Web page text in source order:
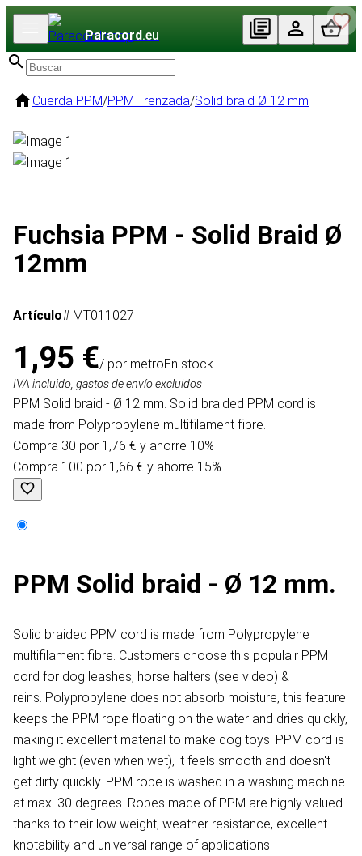
Paracord.eu
Cuerda PPM/PPM Trenzada/Solid braid Ø 12 mm
Fuchsia PPM - Solid Braid Ø
12mm
Artículo# MT011027
1,95 €/ por metroEn stock
IVA incluido, gastos de envío excluidos
PPM Solid braid - Ø 12 mm. Solid braided PPM cord is
made from Polypropylene multifilament fibre.
Compra 30 por 1,76 € y ahorre 10%
Compra 100 por 1,66 € y ahorre 15%
PPM Solid braid - Ø 12 mm.
Solid braided PPM cord is made from Polypropylene
multifilament fibre. Customers choose this populair PPM
cord for dog leashes, horse halters (see video) &
reins. Polypropylene does not absorb moisture, this feature
keeps the PPM rope floating on the water and dries quickly,
making it excellent material to make dog toys. PPM cord is
light weight (even when wet), it feels smooth and doesn't
get dirty quickly. PPM rope is washed in a washing machine
at max. 30 degrees. Ropes made of PPM are highly valued
thanks to their low weight, weather resistance, excellent
knotability and universal range of applications.